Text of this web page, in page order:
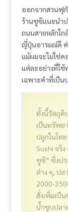
ออกจากสวนฟุกั
ร้านซูชิแนะนำป
ถนนสายหลักใก
ญี่ปุ่นอารมณ์ดี ค่
แม้ผมจะไม่ใช่
แต่ละอย่างที่ใช้
เฉพาะคำที่เป็น
ทั้งนี้วัตถุดิ
เป็นทรัพย
ปลูกในโท
Sushi จริ
ซูชิ” ซึ่งป
ต่าง ๆ, ปล
2000-
สั่งเพิ่มเป็
น้ำซุบปลา